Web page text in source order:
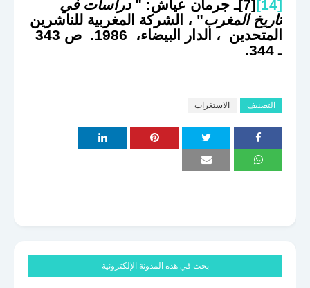
[14]
[7]ـ جرمان عياش: "
دراسات في
تاريخ المغرب" ، الشركة المغربية للناشرين
المتحدين ، الدار البيضاء، 1986. ص 343
ـ 344.
التصنيف الاستغراب
بحث في هذه المدونة الإلكترونية